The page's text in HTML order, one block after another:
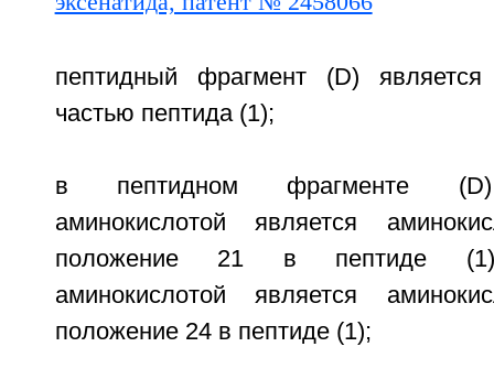
пептидный фрагмент (D) является
частью пептида (1);
в пептидном фрагменте (D)
аминокислотой является
положение 21 в пептиде (1),
аминокислотой является
положение 24 в пептиде (1);